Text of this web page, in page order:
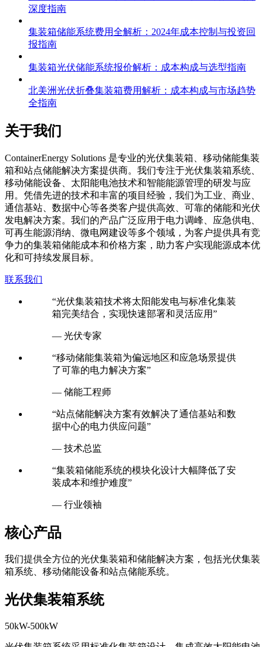
深度指南
集装箱储能系统费用全解析：2024年成本控制与投资回
报指南
集装箱光伏储能系统报价解析：成本构成与选型指南
北美洲光伏折叠集装箱费用解析：成本构成与市场趋势
全指南
关于我们
ContainerEnergy Solutions 是专业的光伏集装箱、移动储能集装
箱和站点储能解决方案提供商。我们专注于光伏集装箱系统、
移动储能设备、太阳能电池技术和智能能源管理的研发与应
用。凭借先进的技术和丰富的项目经验，我们为工业、商业、
通信基站、数据中心等各类客户提供高效、可靠的储能和光伏
发电解决方案。我们的产品广泛应用于电力调峰、应急供电、
可再生能源消纳、微电网建设等多个领域，为客户提供具有竞
争力的集装箱储能成本和价格方案，助力客户实现能源成本优
化和可持续发展目标。
联系我们
“光伏集装箱技术将太阳能发电与标准化集装
箱完美结合，实现快速部署和灵活应用”
— 光伏专家
“移动储能集装箱为偏远地区和应急场景提供
了可靠的电力解决方案”
— 储能工程师
“站点储能解决方案有效解决了通信基站和数
据中心的电力供应问题”
— 技术总监
“集装箱储能系统的模块化设计大幅降低了安
装成本和维护难度”
— 行业领袖
核心产品
我们提供全方位的光伏集装箱和储能解决方案，包括光伏集装
箱系统、移动储能设备和站点储能系统。
光伏集装箱系统
50kW-500kW